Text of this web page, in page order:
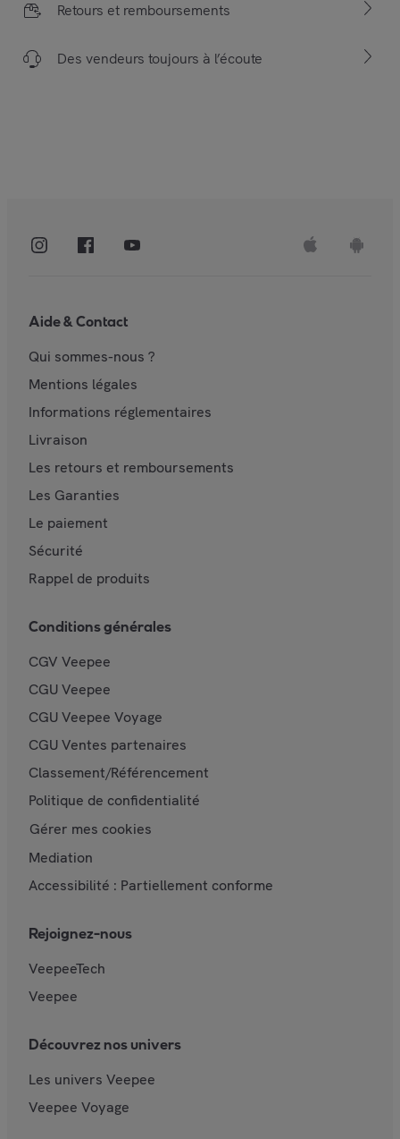
Retours et remboursements
Des vendeurs toujours à l’écoute
Aide & Contact
Qui sommes-nous ?
Mentions légales
Informations réglementaires
Livraison
Les retours et remboursements
Les Garanties
Le paiement
Sécurité
Rappel de produits
Conditions générales
CGV Veepee
CGU Veepee
CGU Veepee Voyage
CGU Ventes partenaires
Classement/Référencement
Politique de confidentialité
Gérer mes cookies
Mediation
Accessibilité : Partiellement conforme
Rejoignez-nous
VeepeeTech
Veepee
Découvrez nos univers
Les univers Veepee
Veepee Voyage